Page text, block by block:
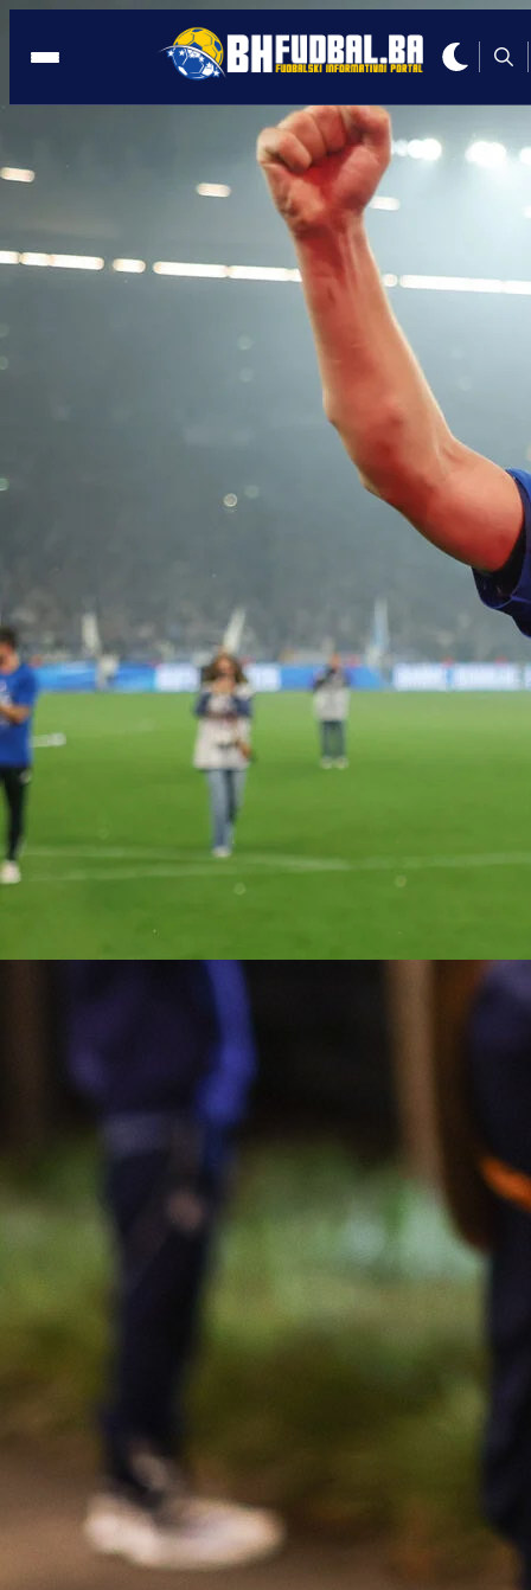
ŠOK IZ TURSKE: Edin Džeko ne igra za
Prije nekoliko dana u Istanbulu Edin Džeko bio
ručku sa bivšim reprezentativcem BiH i
fudbalerom Fenerbahcea, Elvirom Baljićem, koji
turske medije otkrio o čemu je razgovarao
njegove reprezentativne karijere, rekao je
turske medije i otkrio riječi Edina Džeke:
"Reprezentacija me umara. Udaljili smo se od